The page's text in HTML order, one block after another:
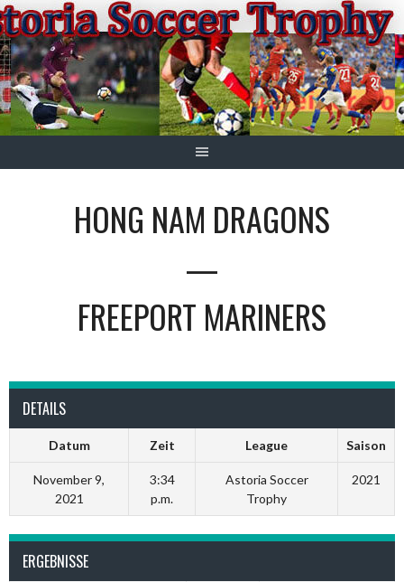
Springe
zum
Inhalt
HONG NAM DRAGONS
—
FREEPORT MARINERS
DETAILS
Datum Zeit League Saison
November 9,
2021
3:34
p.m.
Astoria Soccer
Trophy
2021
ERGEBNISSE